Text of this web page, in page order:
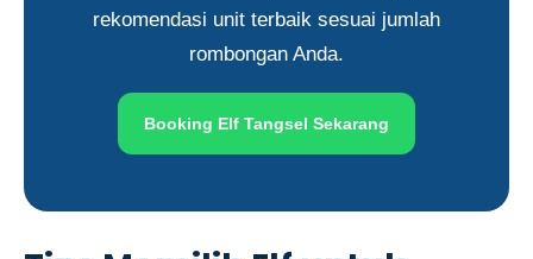
rekomendasi unit terbaik sesuai jumlah
rombongan Anda.
Booking Elf Tangsel Sekarang